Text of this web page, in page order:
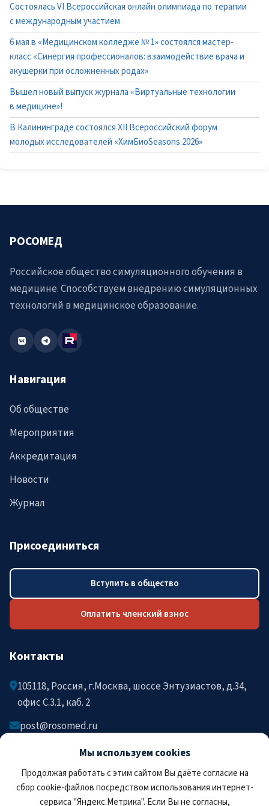
Мы используем cookies
Продолжая работать с этим сайтом Вы даёте согласие на
сбор cookie-файлов посредством использования интернет-
сервиса "Яндекс.Метрика". Если Вы не согласны,
Состоялась VI Всероссийская онлайн олимпиада по терапии
с международным участием
6 мая в «Медицинском колледже № 1» состоялся мастер-
класс «Синергия профессионалов: взаимодействие врача и
акушерки при осложненных родах»
Вышел новый выпуск журнала «Виртуальные технологии
в медицине»!
В Калининграде состоялся XII Всероссийский форум
молодых исследователей «ХимБиоSeasons 2026»
РОСОМЕД
Российское общество симуляционного обучения в
медицине. Способствуем внедрению симуляционных
технологий в медицинское образование.
Навигация
Об обществе
Мероприятия
Аккредитация
Новости
Журнал
Присоединиться
Вступить в общество
Оплатить членский взнос
Контакты
105118, Россия, г.Москва, шоссе Энтузиастов, д.34,
офис C.3.1, каб. 2
post@rosomed.ru
+7-903-729-09-87
+7-910-880-36-92